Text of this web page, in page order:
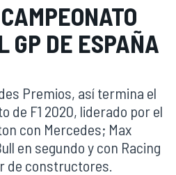
GP DE ESPAÑA
Premios, así termina el
de F1 2020, liderado por el
con Mercedes; Max
en segundo y con Racing
de constructores.